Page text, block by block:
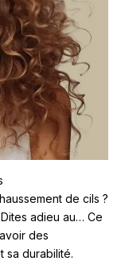
de cils ?
adieu au… Ce
des
sa durabilité.